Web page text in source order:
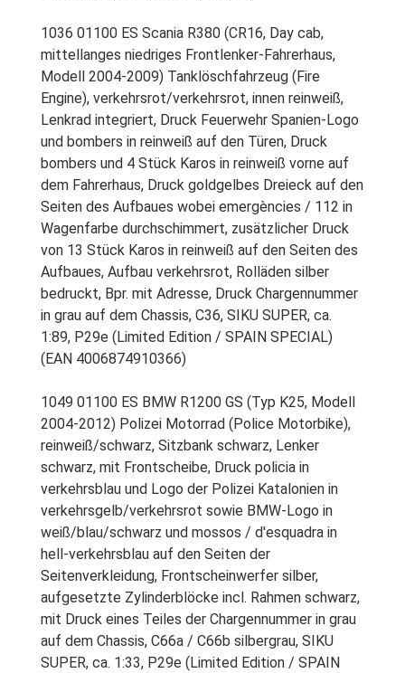
1036 01100 ES Scania R380 (CR16, Day cab,
mittellanges niedriges Frontlenker-Fahrerhaus,
Modell 2004-2009) Tanklöschfahrzeug (Fire
Engine), verkehrsrot/verkehrsrot, innen reinweiß,
Lenkrad integriert, Druck Feuerwehr Spanien-Logo
und bombers in reinweiß auf den Türen, Druck
bombers und 4 Stück Karos in reinweiß vorne auf
dem Fahrerhaus, Druck goldgelbes Dreieck auf den
Seiten des Aufbaues wobei emergències / 112 in
Wagenfarbe durchschimmert, zusätzlicher Druck
von 13 Stück Karos in reinweiß auf den Seiten des
Aufbaues, Aufbau verkehrsrot, Rolläden silber
bedruckt, Bpr. mit Adresse, Druck Chargennummer
in grau auf dem Chassis, C36, SIKU SUPER, ca.
1:89, P29e (Limited Edition / SPAIN SPECIAL)
(EAN 4006874910366)
1049 01100 ES BMW R1200 GS (Typ K25, Modell
2004-2012) Polizei Motorrad (Police Motorbike),
reinweiß/schwarz, Sitzbank schwarz, Lenker
schwarz, mit Frontscheibe, Druck policia in
verkehrsblau und Logo der Polizei Katalonien in
verkehrsgelb/verkehrsrot sowie BMW-Logo in
weiß/blau/schwarz und mossos / d'esquadra in
hell-verkehrsblau auf den Seiten der
Seitenverkleidung, Frontscheinwerfer silber,
aufgesetzte Zylinderblöcke incl. Rahmen schwarz,
mit Druck eines Teiles der Chargennummer in grau
auf dem Chassis, C66a / C66b silbergrau, SIKU
SUPER, ca. 1:33, P29e (Limited Edition / SPAIN